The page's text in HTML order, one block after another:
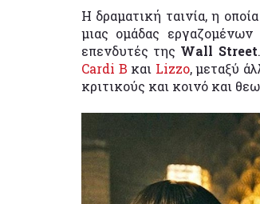
Η δραματική ταινία, η
μιας ομάδας εργαζομένων
επενδυτές της Wall Street
Cardi B και Lizzo, μεταξύ
κριτικούς και κοινό και